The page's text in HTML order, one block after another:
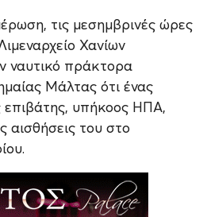
τις μεσημβρινές ώρες
Χανίων
ναυτικό πράκτορα
Μάλτας ότι ένας
υπήκοος ΗΠΑ,
αισθήσεις του στο